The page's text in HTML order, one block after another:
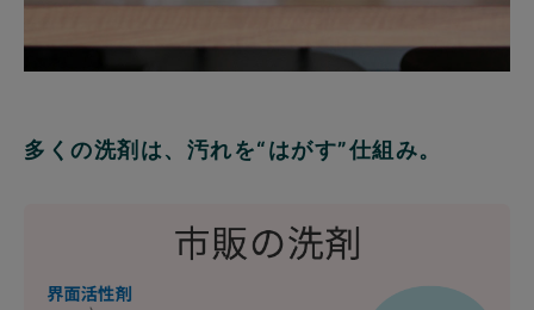
多くの洗剤は、汚れを“はがす”仕組み。